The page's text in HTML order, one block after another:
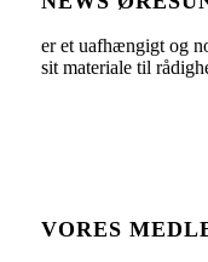
er et uafhængigt og
sit materiale til
VORES